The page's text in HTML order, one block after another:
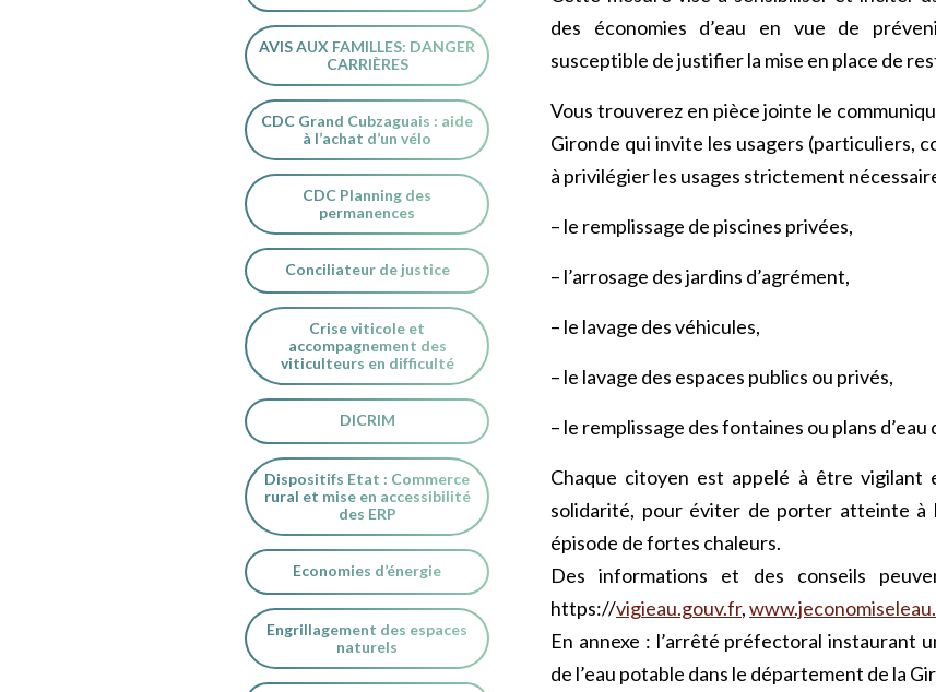
AVIS AUX FAMILLES: DANGER
CARRIÈRES
CDC Grand Cubzaguais : aide
à l’achat d’un vélo
CDC Planning des
permanences
Conciliateur de justice
Crise viticole et
accompagnement des
viticulteurs en difficulté
DICRIM
Dispositifs Etat : Commerce
rural et mise en accessibilité
des ERP
Economies d’énergie
Engrillagement des espaces
naturels
des économies d’eau en vue de
susceptible de justifier la mise en place de
Vous trouverez en pièce jointe le
Gironde qui invite les usagers (particuliers,
à privilégier les usages strictement
– le remplissage de piscines privées,
– l’arrosage des jardins d’agrément,
– le lavage des véhicules,
– le lavage des espaces publics ou privés,
– le remplissage des fontaines ou plans d’eau
Chaque citoyen est appelé à être
solidarité, pour éviter de porter atteinte à
épisode de fortes chaleurs.
Des informations et des conseils
https://vigieau.gouv.fr,
En annexe : l’arrêté préfectoral instaurant
de l’eau potable dans le département de la